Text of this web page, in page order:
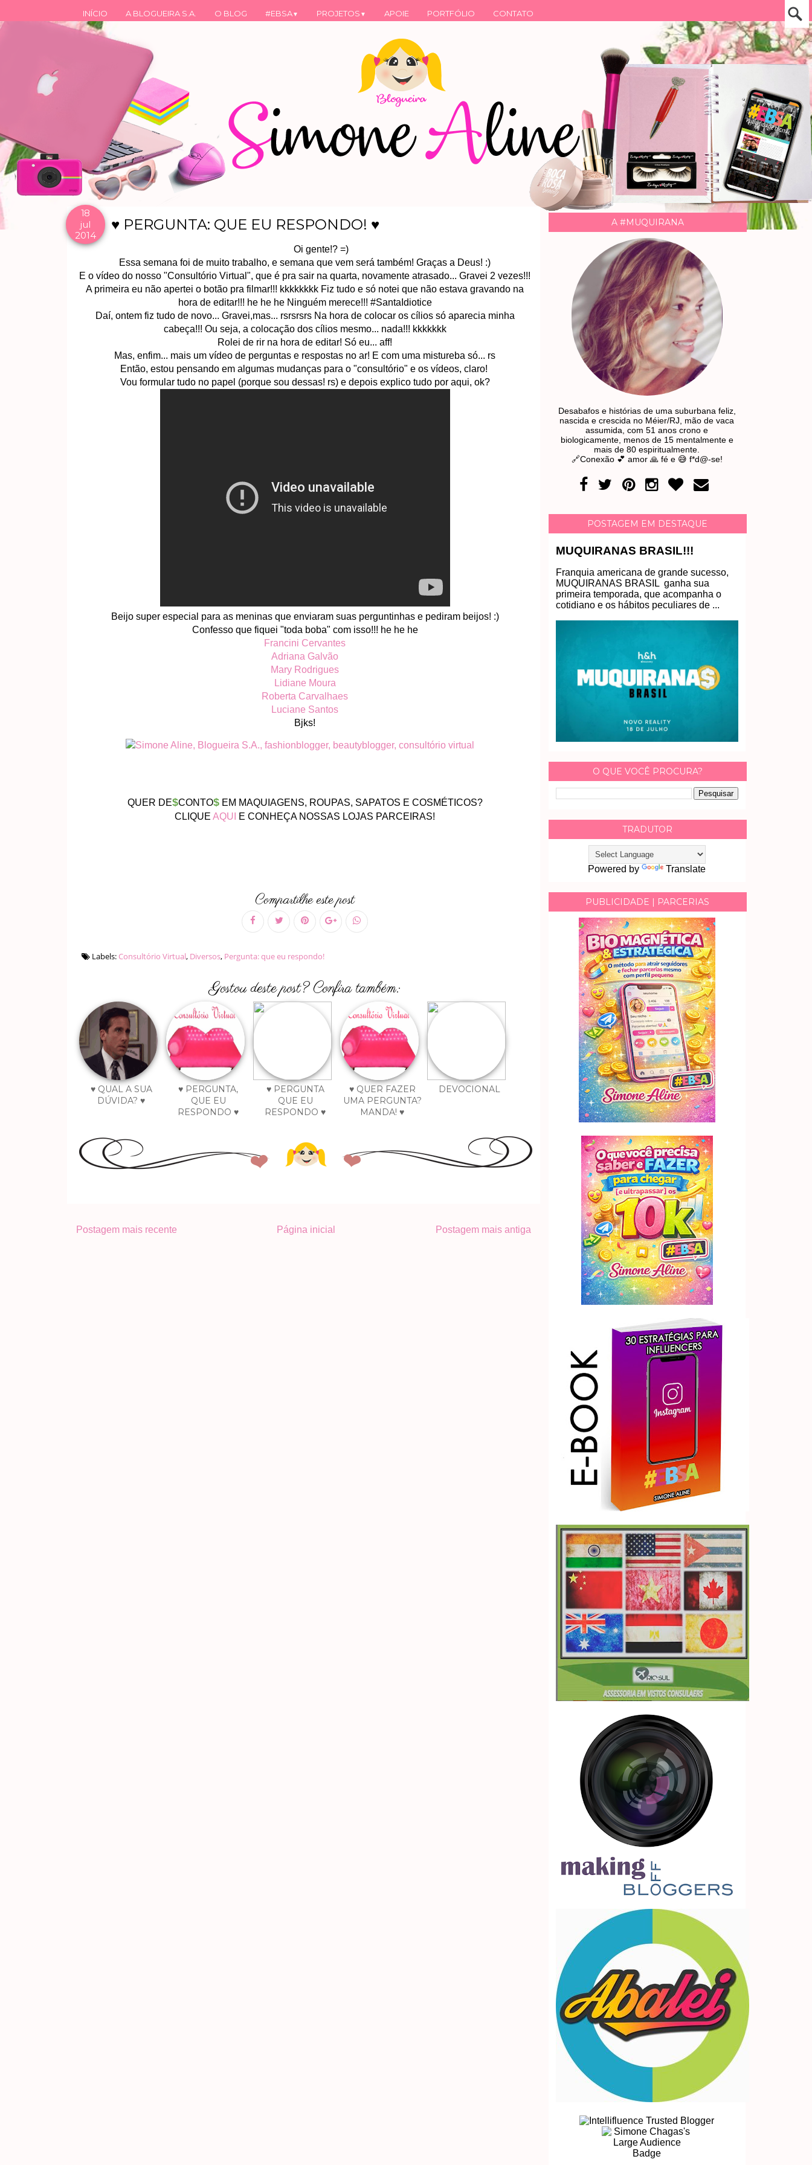
INÍCIO A BLOGUEIRA S.A. O BLOG #EBSA▼ PROJETOS ▼ APOIE PORTFÓLIO CONTATO
18
jul
2014
♥ PERGUNTA: QUE EU RESPONDO! ♥
Oi gente!? =)
Essa semana foi de muito trabalho, e semana que vem será também! Graças a Deus! :)
E o vídeo do nosso "Consultório Virtual", que é pra sair na quarta, novamente atrasado... Gravei 2 vezes!!!
A primeira eu não apertei o botão pra filmar!!! kkkkkkkk Fiz tudo e só notei que não estava gravando na
hora de editar!!! he he he Ninguém merece!!! #SantaIdiotice
Daí, ontem fiz tudo de novo... Gravei,mas... rsrsrsrs Na hora de colocar os cílios só aparecia minha
cabeça!!! Ou seja, a colocação dos cílios mesmo... nada!!! kkkkkkk
Rolei de rir na hora de editar! Só eu... aff!
Mas, enfim... mais um vídeo de perguntas e respostas no ar! E com uma mistureba só... rs
Então, estou pensando em algumas mudanças para o "consultório" e os vídeos, claro!
Vou formular tudo no papel (porque sou dessas! rs) e depois explico tudo por aqui, ok?
Beijo super especial para as meninas que enviaram suas perguntinhas e pediram beijos! :)
Confesso que fiquei "toda boba" com isso!!! he he he
Francini Cervantes
Adriana Galvão
Mary Rodrigues
Lidiane Moura
Roberta Carvalhaes
Luciane Santos
Bjks!
QUER DE$CONTO$EM MAQUIAGENS, ROUPAS, SAPATOS E COSMÉTICOS?
CLIQUE AQUI E CONHEÇA NOSSAS LOJAS PARCEIRAS!
Compartilhe este post
Labels: Consultório Virtual, Diversos, Pergunta: que eu respondo!
Gostou deste post? Confira também:
♥ QUAL A SUA
DÚVIDA? ♥
♥ PERGUNTA,
QUE EU
RESPONDO ♥
♥ PERGUNTA
QUE EU
RESPONDO ♥
♥ QUER FAZER
UMA PERGUNTA?
MANDA! ♥
DEVOCIONAL
Postagem mais recente Postagem mais antiga
Página inicial
A #MUQUIRANA
Desabafos e histórias de uma suburbana feliz,
nascida e crescida no Méier/RJ, mão de vaca
assumida, com 51 anos crono e
biologicamente, menos de 15 mentalmente e
mais de 80 espiritualmente.
🔗Conexão 💕 amor 🙏 fé e 😅 f*d@-se!
POSTAGEM EM DESTAQUE
MUQUIRANAS BRASIL!!!
Franquia americana de grande sucesso,
MUQUIRANAS BRASIL ganha sua
primeira temporada, que acompanha o
cotidiano e os hábitos peculiares de ...
O QUE VOCÊ PROCURA?
TRADUTOR
Powered by Translate
PUBLICIDADE | PARCERIAS